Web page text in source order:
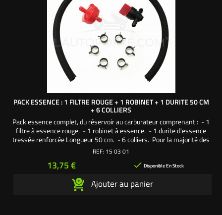
PACK ESSENCE : 1 FILTRE ROUGE + 1 ROBINET + 1 DURITE 50 CM
+ 6 COLLIERS
Pack essence complet, du réservoir au carburateur comprenant : - 1
filtre à essence rouge. - 1 robinet à essence. - 1 durite d'essence
tressée renforcée Longueur 50 cm. - 6 colliers. Pour la majorité des
modèles de tracteurs tondeuses autoportées Une création
REF: 15 03 01
Prix
13,75 €  Disponible En Stock
Ajouter au panier